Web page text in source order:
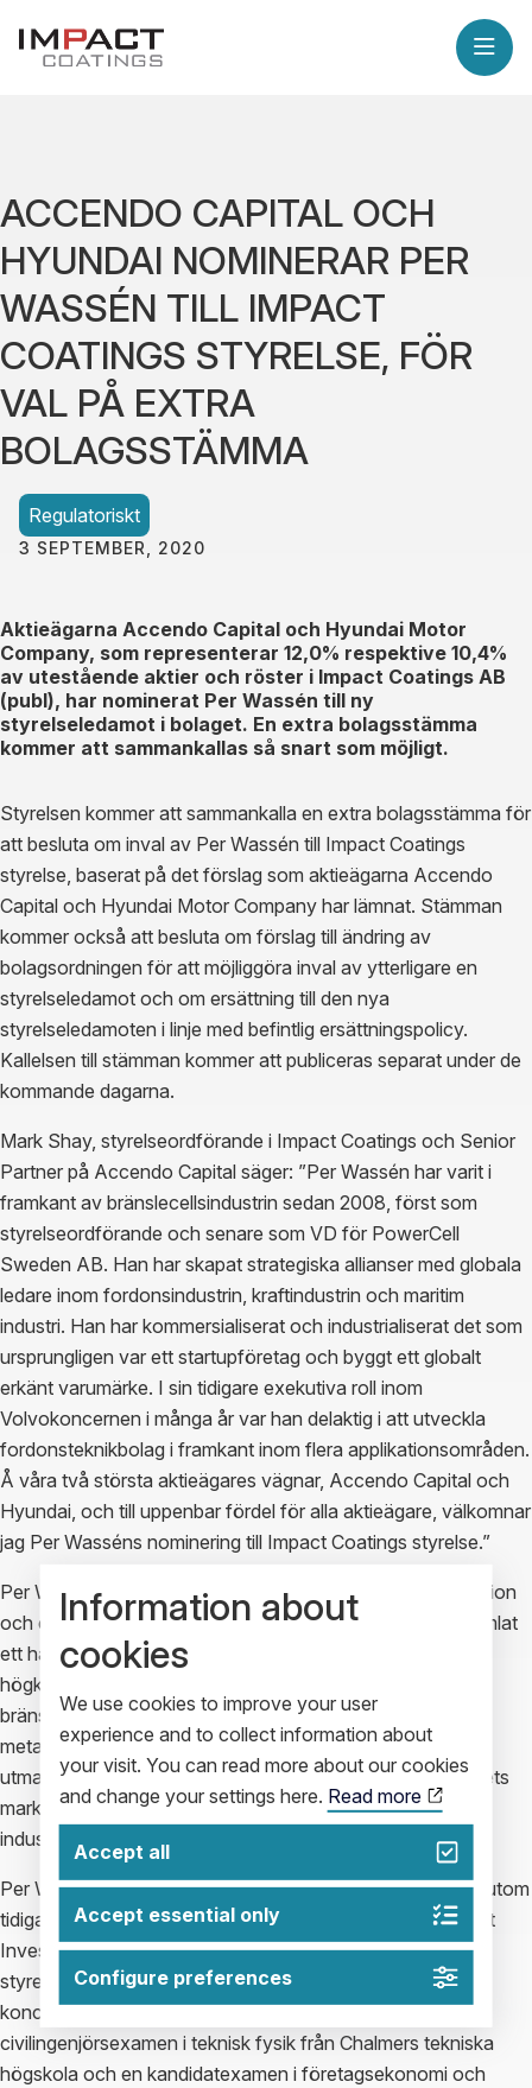
ACCENDO CAPITAL OCH
HYUNDAI NOMINERAR PER
WASSÉN TILL IMPACT
COATINGS STYRELSE, FÖR
VAL PÅ EXTRA
BOLAGSSTÄMMA
Regulatoriskt
3 SEPTEMBER, 2020
Aktieägarna Accendo Capital och Hyundai Motor
Company, som representerar 12,0% respektive 10,4%
av utestående aktier och röster i Impact Coatings AB
(publ), har nominerat Per Wassén till ny
styrelseledamot i bolaget. En extra bolagsstämma
kommer att sammankallas så snart som möjligt.
Styrelsen kommer att sammankalla en extra bolagsstämma för
att besluta om inval av Per Wassén till Impact Coatings
styrelse, baserat på det förslag som aktieägarna Accendo
Capital och Hyundai Motor Company har lämnat. Stämman
kommer också att besluta om förslag till ändring av
bolagsordningen för att möjliggöra inval av ytterligare en
styrelseledamot och om ersättning till den nya
styrelseledamoten i linje med befintlig ersättningspolicy.
Kallelsen till stämman kommer att publiceras separat under de
kommande dagarna.
Mark Shay, styrelseordförande i Impact Coatings och Senior
Partner på Accendo Capital säger: ”Per Wassén har varit i
framkant av bränslecellsindustrin sedan 2008, först som
styrelseordförande och senare som VD för PowerCell
Sweden AB. Han har skapat strategiska allianser med globala
ledare inom fordonsindustrin, kraftindustrin och maritim
industri. Han har kommersialiserat och industrialiserat det som
ursprungligen var ett startupföretag och byggt ett globalt
erkänt varumärke. I sin tidigare exekutiva roll inom
Volvokoncernen i många år var han delaktig i att utveckla
fordonsteknikbolag i framkant inom flera applikationsområden.
Å våra två största aktieägares vägnar, Accendo Capital och
Hyundai, och till uppenbar fördel för alla aktieägare, välkomnar
jag Per Wasséns nominering till Impact Coatings styrelse.”
Per Wassén säger: “Impact Coatings, med en ambitiös vision
och ett långsiktigt åtagande från sina huvudägare, har samlat
ett hårt arbetande team som levererar innovativa och
högkvalitativa lösningar inom PVD-beläggning för
bränsleceller och för ett brett utbud av dekorativa,
metalliserings- och reflektortillämpningar. Jag vill gärna få
utmana och hjälpa styrelse och ledning att stärka företagets
marknadsnärvaro globalt och att accelerera den
industrialiseringsprocess som påbörjades 2018.”
Per Wassén är född 1961 och är svensk medborgare. Förutom
tidigare styrelseuppdrag i flera privata företag har han varit
Investment Director i Volvo Group Venture Capital,
styrelseordförande i PowerCell Sweden AB, och VD och
koncernchef i PowerCell Sweden AB. Han har
civilingenjörsexamen i teknisk fysik från Chalmers tekniska
högskola och en kandidatexamen i företagsekonomi och
Information about
cookies
We use cookies to improve your user
experience and to collect information about
your visit. You can read more about our cookies
and change your settings here. Read more
Accept all
Accept essential only
Configure preferences